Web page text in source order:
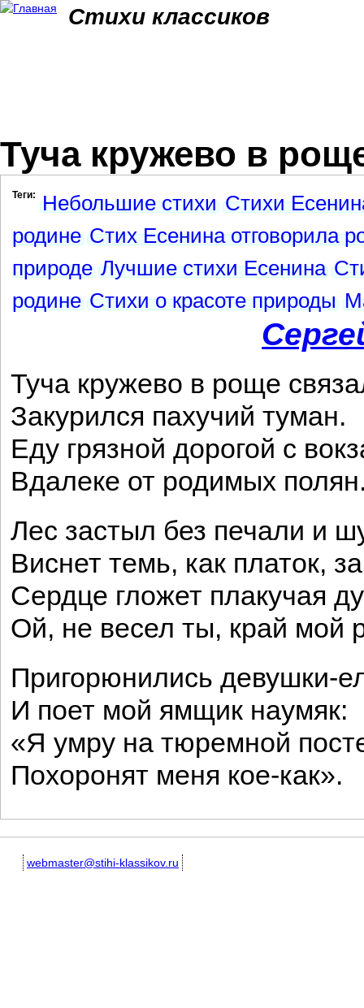
Стихи классиков
Туча кружево в
Теги: Небольшие стихи Стихи
родине Стих Есенина отговорила
природе Лучшие стихи Есенина
родине Стихи о красоте природы
Туча кружево в роще
Закурился пахучий туман.
Еду грязной дорогой с
Вдалеке от родимых
Лес застыл без печали и
Виснет темь, как платок,
Сердце гложет плакучая
Ой, не весел ты, край мой
Пригорюнились девушки-
И поет мой ямщик наумяк:
«Я умру на тюремной
Похоронят меня кое-как».
webmaster@stihi-klassikov.ru